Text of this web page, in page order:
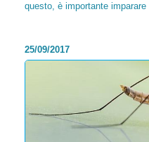
questo, è importante
25/09/2017